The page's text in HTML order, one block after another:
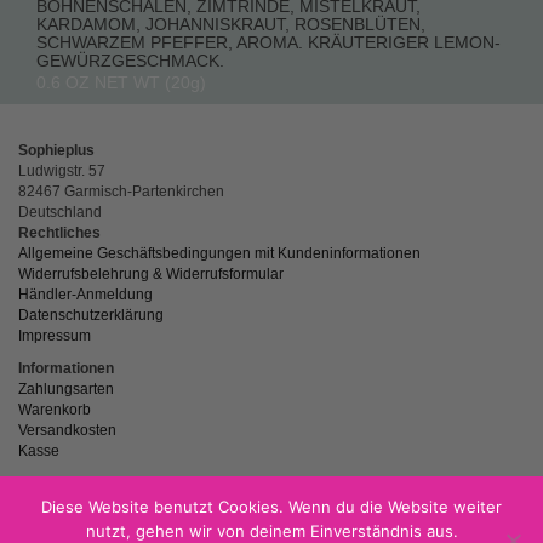
BOHNENSCHALEN, ZIMTRINDE, MISTELKRAUT,
KARDAMOM, JOHANNISKRAUT, ROSENBLÜTEN,
SCHWARZEM PFEFFER, AROMA. KRÄUTERIGER LEMON-
GEWÜRZGESCHMACK.
Sophieplus
Ludwigstr. 57
82467 Garmisch-Partenkirchen
Deutschland
Rechtliches
Allgemeine Geschäftsbedingungen mit Kundeninformationen
Widerrufsbelehrung & Widerrufsformular
Händler-Anmeldung
Datenschutzerklärung
Impressum
Informationen
Zahlungsarten
Warenkorb
Versandkosten
Kasse
powered byNetzspitze.de
Diese Website benutzt Cookies. Wenn du die Website weiter
nutzt, gehen wir von deinem Einverständnis aus.